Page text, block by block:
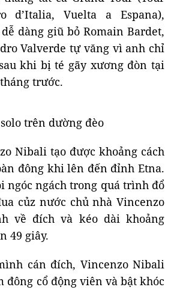
d’Italia, Vuelta a Espana),
dàng giũ bỏ Romain Bardet,
Valverde tự văng vì anh chỉ
khi bị té gãy xương đòn tại
trước.
trên dường đèo
Nibali tạo được khoảng cách
đông khi lên đến đỉnh Etna.
ngóc ngách trong quá trình đổ
củz nước chủ nhà Vincenzo
về đích và kéo dài khoảng
49 giây.
cán đích, Vincenzo Nibali
đông cổ động viên và bật khóc